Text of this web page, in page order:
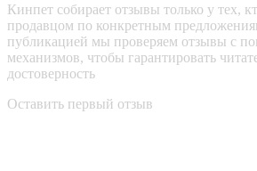
Кинпет собирает отзывы только у тех,
продавцом по конкретным
публикацией мы проверяем отзывы с
механизмов, чтобы гарантировать
достоверность
Оставить первый отзыв